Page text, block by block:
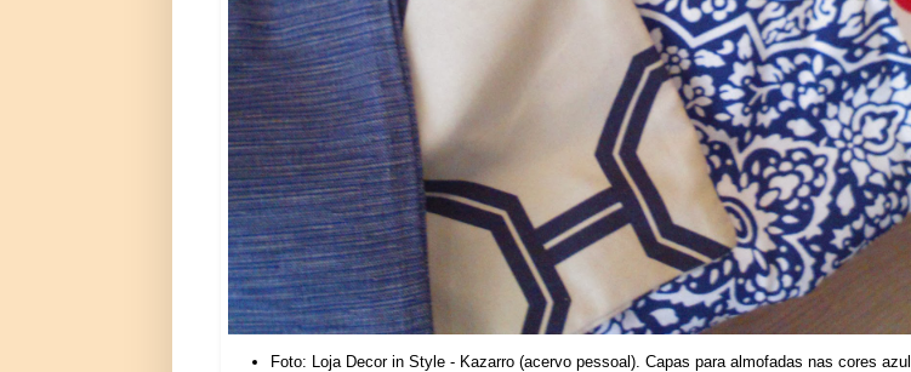
Foto: Loja Decor in Style - Kazarro (acervo pessoal). Capas para almofadas nas cores azul,